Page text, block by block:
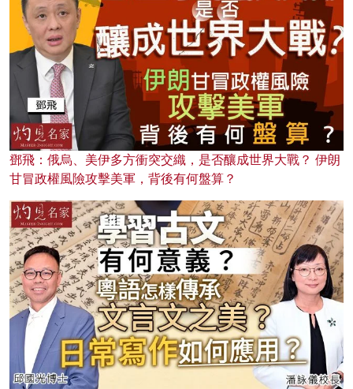
鄧飛：俄烏、美伊多方衝突交織，是否釀成世界大戰？ 伊朗
甘冒政權風險攻擊美軍，背後有何盤算？